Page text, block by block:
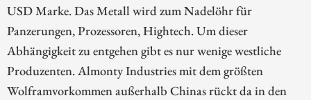
USD Marke. Das Metall wird zum Nadelöhr für
Panzerungen, Prozessoren, Hightech. Um dieser
Abhängigkeit zu entgehen gibt es nur wenige westliche
Produzenten. Almonty Industries mit dem größten
Wolframvorkommen außerhalb Chinas rückt da in den